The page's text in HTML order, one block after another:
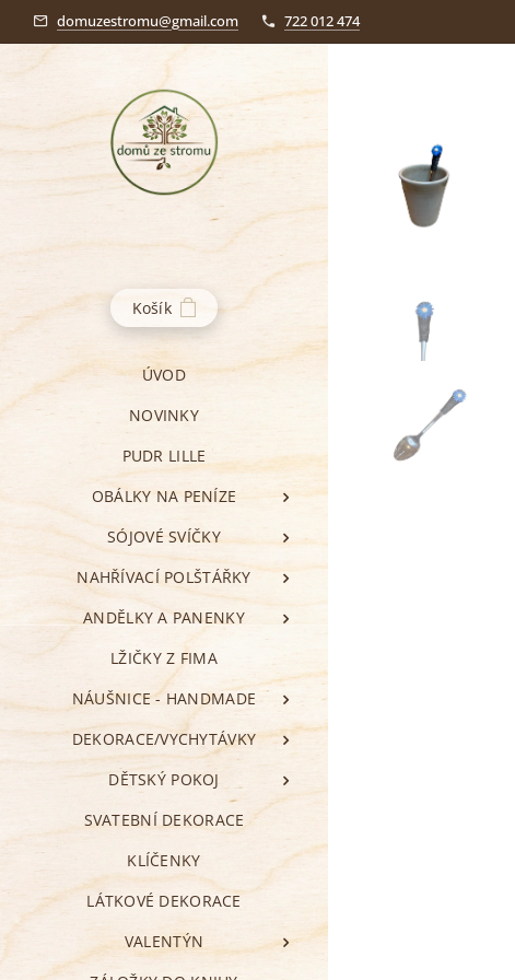
domuzestromu@gmail.com 722 012 474
Košík
ÚVOD
NOVINKY
PUDR LILLE
OBÁLKY NA PENÍZE
SÓJOVÉ SVÍČKY
NAHŘÍVACÍ POLŠTÁŘKY
ANDĚLKY A PANENKY
LŽIČKY Z FIMA
NÁUŠNICE - HANDMADE
DEKORACE/VYCHYTÁVKY
DĚTSKÝ POKOJ
SVATEBNÍ DEKORACE
KLÍČENKY
LÁTKOVÉ DEKORACE
VALENTÝN